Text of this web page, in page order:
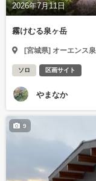
2026年7月11日
霧けむる泉ヶ岳
[宮城県] オーエンス
ソロ 区画サイト
やまなか
9